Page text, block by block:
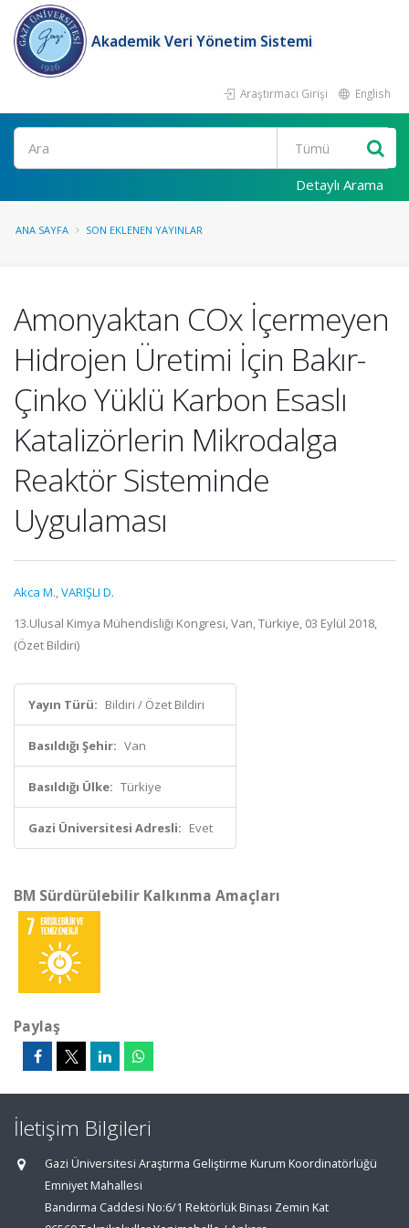
Akademik Veri Yönetim Sistemi
Araştırmacı Girişi English
Ara
Detaylı Arama
ANA SAYFA SON EKLENEN YAYINLAR
Amonyaktan COx İçermeyen
Hidrojen Üretimi İçin Bakır-
Çinko Yüklü Karbon Esaslı
Katalizörlerin Mikrodalga
Reaktör Sisteminde
Uygulaması
Akca M.,VARIŞLI D.
13.Ulusal Kimya Mühendisliği Kongresi, Van, Türkiye, 03 Eylül 2018,
(Özet Bildiri)
Yayın Türü: Bildiri / Özet Bildiri
Basıldığı Şehir: Van
Basıldığı Ülke: Türkiye
Gazi Üniversitesi Adresli: Evet
BM Sürdürülebilir Kalkınma Amaçları
Paylaş
İletişim Bilgileri
Gazi Üniversitesi Araştırma Geliştirme Kurum Koordinatörlüğü
Emniyet Mahallesi
Bandırma Caddesi No:6/1 Rektörlük Binası Zemin Kat